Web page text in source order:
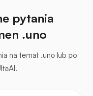
pytania
.uno
na temat .uno lub po